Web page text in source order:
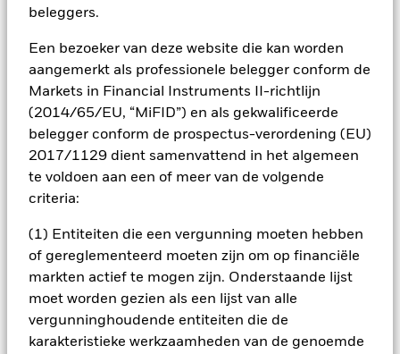
beleggers.
Een bezoeker van deze website die kan worden
aangemerkt als professionele belegger conform de
Markets in Financial Instruments II-richtlijn
(2014/65/EU, “MiFID”) en als gekwalificeerde
belegger conform de prospectus-verordening (EU)
2017/1129 dient samenvattend in het algemeen
te voldoen aan een of meer van de volgende
criteria:
(1) Entiteiten die een vergunning moeten hebben
of gereglementeerd moeten zijn om op financiële
markten actief te mogen zijn. Onderstaande lijst
moet worden gezien als een lijst van alle
vergunninghoudende entiteiten die de
karakteristieke werkzaamheden van de genoemde
aandeleneffecten (bv. aandelen) en aandelengerelateerde
gevestigd zijn, of er hun belangrijkste activiteiten uitoefenen,
ondernemingen met een kleine, middelgrote of grote
kapitalisatie die als 'opkomend' worden aangemerkt. Dat
betekent dat zij zich in een vroege fase van hun levenscyclus
bevinden en/of dat ze naar verwachting een forse groei
zullen kennen. Bij de selectie van de beleggingen van het
analyse hanteren die is gericht op een waardering van de
winstcapaciteit van ondernemingen en de opsporing van
Fonds belegt ten minste 70% van zijn activa in
aandeleneffecten en andere aandelengerelateerde effecten
waaronder afgeleide financiële instrumenten (FDI's) (d.w.z.
beleggingen waarvan de prijzen zijn gebaseerd op een of
beleggen in vastrentende (VR-)effecten,
geldmarktinstrumenten (GMI's) (d.w.z. schuldeffecten met